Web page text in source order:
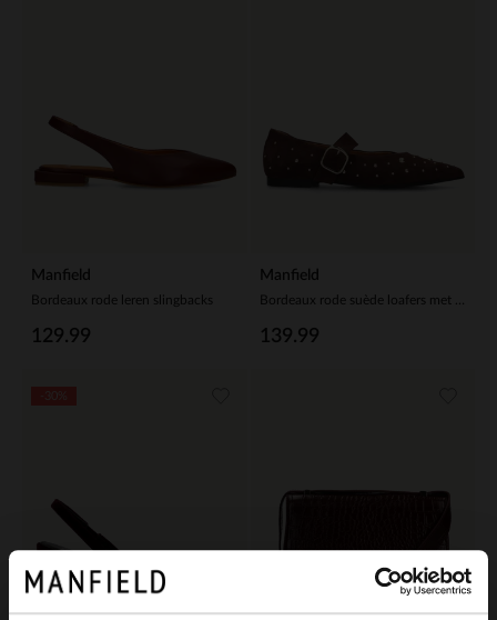
Manfield
Bordeaux rode leren slingbacks
129.99
Manfield
139.99